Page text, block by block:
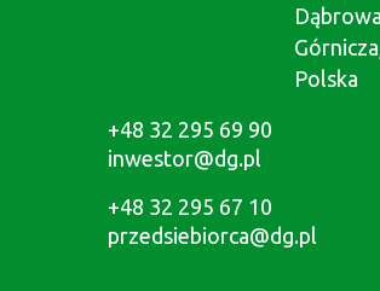
Dąbrowa
Polska
+48 32 295 69 90
inwestor@dg.pl
+48 32 295 67 10
przedsiebiorca@dg.pl